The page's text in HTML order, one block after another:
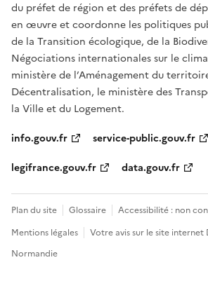
du préfet de région et des préfets de
en œuvre et coordonne les politiques
de la Transition écologique, de la
Négociations internationales sur le
ministère de l’Aménagement du
Décentralisation, le ministère des
la Ville et du Logement.
info.gouv.fr
service-public.gouv.fr
legifrance.gouv.fr
data.gouv.fr
Plan du site Glossaire
Accessibilité : non
Mentions légales
Votre avis sur le site internet
Normandie